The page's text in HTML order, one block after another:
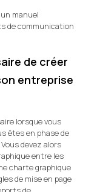
manuel
de communication
de créer
entreprise
lorsque vous
êtes en phase de
devez alors
entre les
charte graphique
de mise en page